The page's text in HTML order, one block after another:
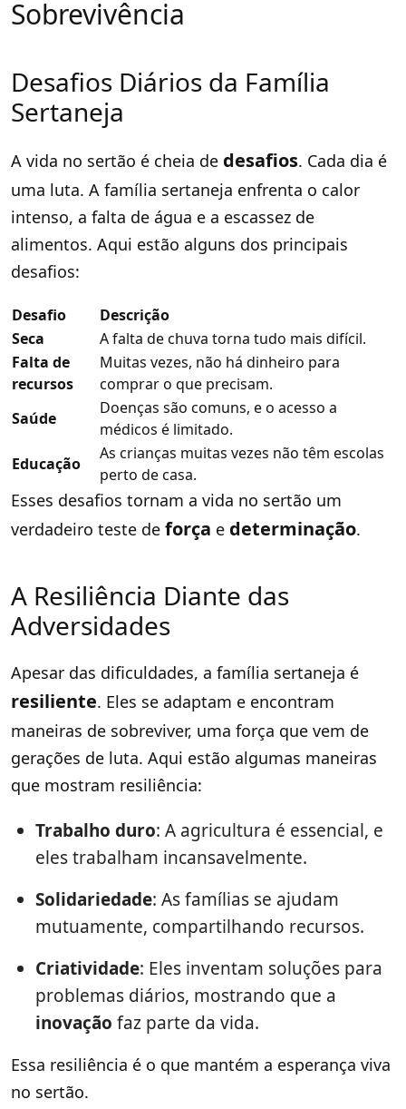
Sobrevivência
Desafios Diários da Família
Sertaneja
A vida no sertão é cheia de desafios. Cada dia é
uma luta. A família sertaneja enfrenta o calor
intenso, a falta de água e a escassez de
alimentos. Aqui estão alguns dos principais
desafios:
Desafio
Descrição
Seca
A falta de chuva torna tudo mais difícil.
Falta de
recursos
Muitas vezes, não há dinheiro para
comprar o que precisam.
Saúde
Doenças são comuns, e o acesso a
médicos é limitado.
Educação
As crianças muitas vezes não têm escolas
perto de casa.
Esses desafios tornam a vida no sertão um
verdadeiro teste de força e determinação.
A Resiliência Diante das
Adversidades
Apesar das dificuldades, a família sertaneja é
resiliente. Eles se adaptam e encontram
maneiras de sobreviver, uma força que vem de
gerações de luta. Aqui estão algumas maneiras
que mostram resiliência:
Trabalho duro: A agricultura é essencial, e
eles trabalham incansavelmente.
Solidariedade: As famílias se ajudam
mutuamente, compartilhando recursos.
Criatividade: Eles inventam soluções para
problemas diários, mostrando que a
inovação faz parte da vida.
Essa resiliência é o que mantém a esperança viva
no sertão.